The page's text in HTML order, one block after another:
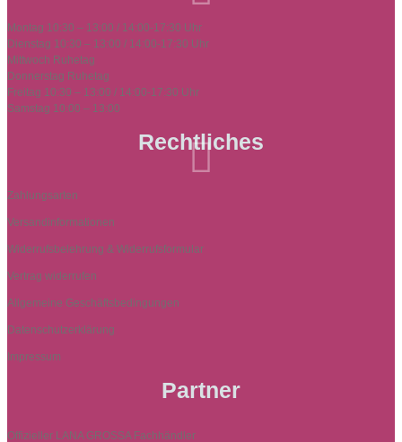
Montag 10:30 – 13:00 / 14:00-17:30 Uhr
Dienstag 10:30 – 13:00 / 14:00-17:30 Uhr
Mittwoch Ruhetag
Donnerstag Ruhetag
Freitag 10:30 – 13:00 / 14:00-17:30 Uhr
Samstag 10:00 – 13:00
Rechtliches

Zahlungsarten
Versandinformationen
Widerrufsbelehrung & Widerrufsformular
Vertrag widerrufen
Allgemeine Geschäftsbedingungen
Datenschutzerklärung
Impressum
Partner
Offizieller LANA GROSSA Fachhändler